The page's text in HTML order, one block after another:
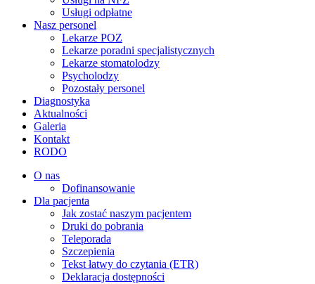
Usługi odpłatne
Nasz personel
Lekarze POZ
Lekarze poradni specjalistycznych
Lekarze stomatolodzy
Psycholodzy
Pozostały personel
Diagnostyka
Aktualności
Galeria
Kontakt
RODO
O nas
Dofinansowanie
Dla pacjenta
Jak zostać naszym pacjentem
Druki do pobrania
Teleporada
Szczepienia
Tekst łatwy do czytania (ETR)
Deklaracja dostępności